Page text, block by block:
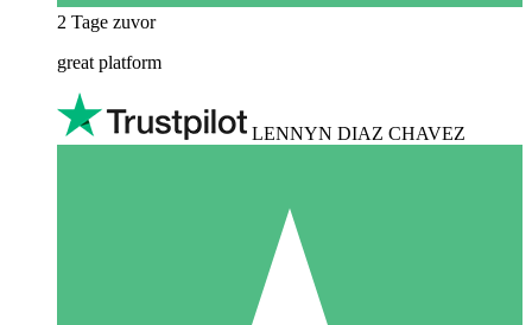
2 Tage zuvor
great platform
LENNYN DIAZ CHAVEZ